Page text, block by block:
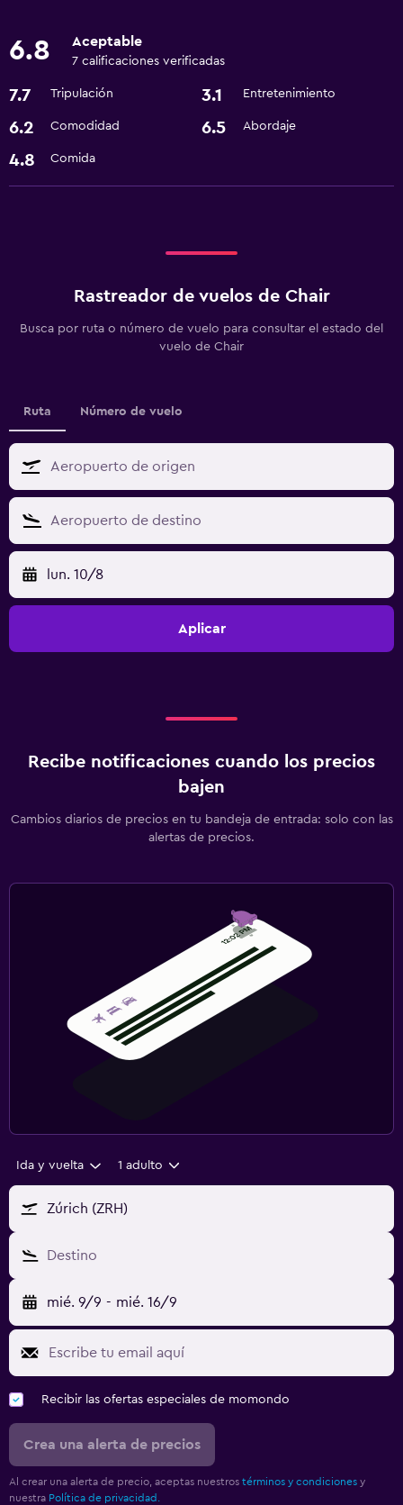
6.8 Aceptable
7 calificaciones verificadas
7.7 Tripulación 3.1 Entretenimiento
6.2 Comodidad 6.5 Abordaje
4.8 Comida
Rastreador de vuelos de Chair
Busca por ruta o número de vuelo para consultar el estado del
vuelo de Chair
Ruta Número de vuelo
lun. 10/8
Aplicar
Recibe notificaciones cuando los precios
bajen
Cambios diarios de precios en tu bandeja de entrada: solo con las
alertas de precios.
Ida y vuelta 1 adulto
Zúrich (ZRH)
Destino
mié. 9/9 - mié. 16/9
Recibir las ofertas especiales de momondo
Crea una alerta de precios
Al crear una alerta de precio, aceptas nuestros términos y condiciones y
nuestra Política de privacidad.